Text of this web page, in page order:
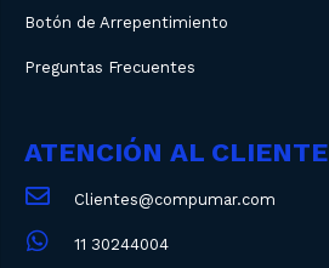
Botón de Arrepentimiento
Preguntas Frecuentes
ATENCIÓN AL CLIENTE
Clientes@compumar.com
11 30244004